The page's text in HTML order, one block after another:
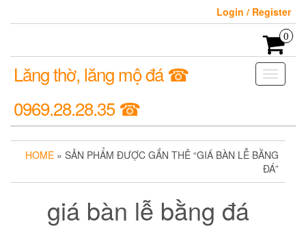
Login / Register
0
Toggle
Lăng thờ, lăng mộ đá ☎
0969.28.28.35 ☎
HOME » SẢN PHẨM ĐƯỢC GẮN THẺ “GIÁ BÀN LỄ BẰNG
ĐÁ”
giá bàn lễ bằng đá